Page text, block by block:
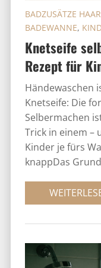
Knetseife
Rezept für
BADZUSÄTZE
BADEWANNE,
Händewaschen
Knetseife: Die
Selbermachen
Trick in einem –
Kinder je fürs
knappDas